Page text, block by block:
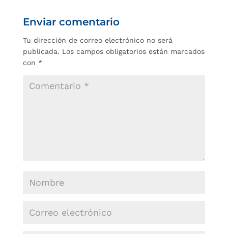
Enviar comentario
Tu dirección de correo electrónico no será
publicada. Los campos obligatorios están marcados
con *